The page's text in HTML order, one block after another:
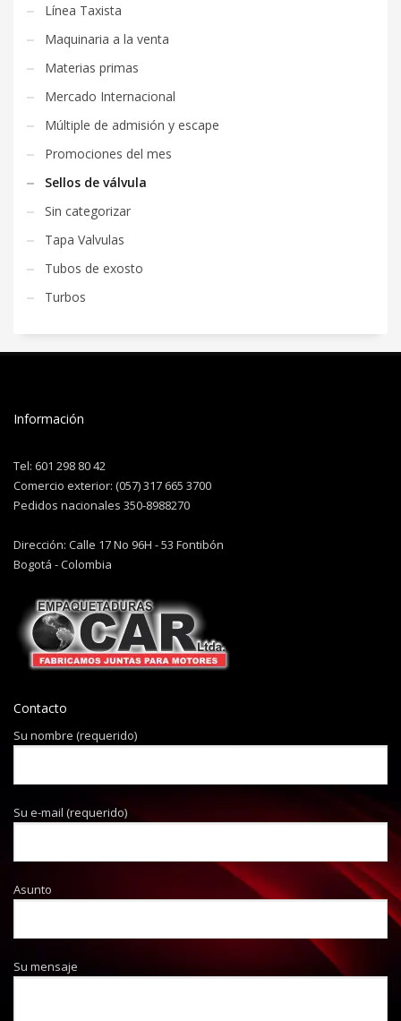
Línea Taxista
Maquinaria a la venta
Materias primas
Mercado Internacional
Múltiple de admisión y escape
Promociones del mes
Sellos de válvula
Sin categorizar
Tapa Valvulas
Tubos de exosto
Turbos
Información
Tel: 601 298 80 42
Comercio exterior: (057) 317 665 3700
Pedidos nacionales 350-8988270
Dirección: Calle 17 No 96H - 53 Fontibón
Bogotá - Colombia
Contacto
Su nombre (requerido)
Su e-mail (requerido)
Asunto
Su mensaje